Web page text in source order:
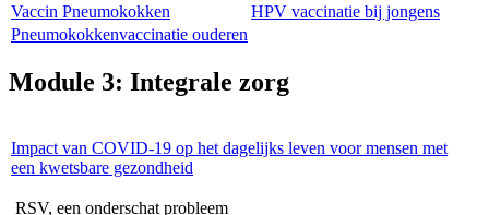
Vaccin Pneumokokken
HPV vaccinatie bij jongens
Pneumokokkenvaccinatie ouderen
Module 3: Integrale zorg
Impact van COVID-19 op het dagelijks leven voor mensen met
een kwetsbare gezondheid
RSV, een onderschat probleem